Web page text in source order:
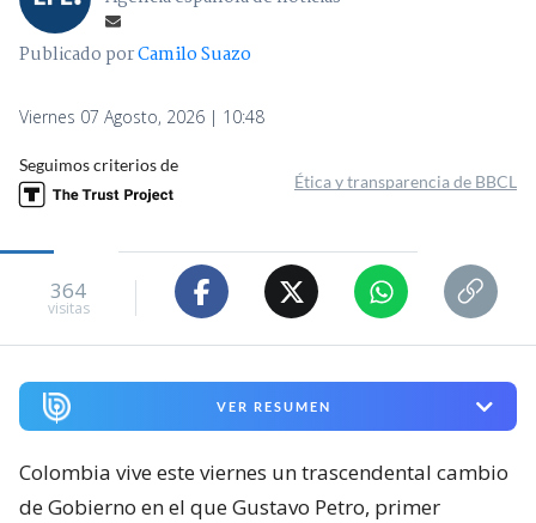
Publicado porCamilo Suazo
Viernes 07 Agosto, 2026 | 10:48
Seguimos criterios de
Ética y transparencia de BBCL
364
visitas
VER RESUMEN
Colombia vive este viernes un trascendental cambio
de Gobierno en el que Gustavo Petro, primer